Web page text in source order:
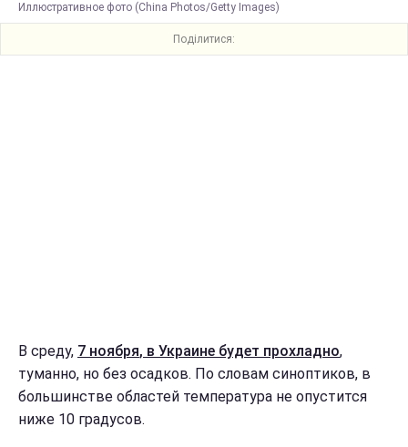
Иллюстративное фото (China Photos/Getty Images)
Поділитися:
В среду, 7 ноября, в Украине будет прохладно,
туманно, но без осадков. По словам синоптиков, в
большинстве областей температура не опустится
ниже 10 градусов.